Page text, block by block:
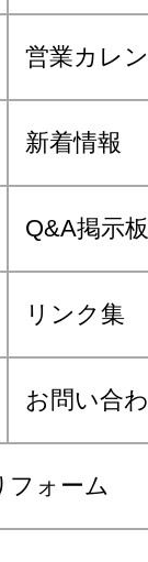
営業カレ
新着情報
Q&A掲示板
リンク集
お問い合
フォーム